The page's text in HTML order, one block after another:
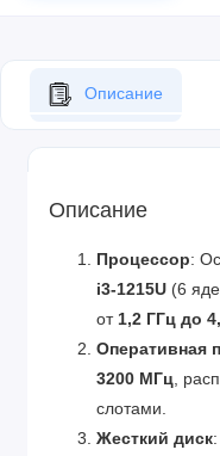
Описание
Описание
Процессор:
i3-1215U (6
от 1,2 ГГц до
Оперативная
3200 МГц,
слотами.
Жесткий диск: